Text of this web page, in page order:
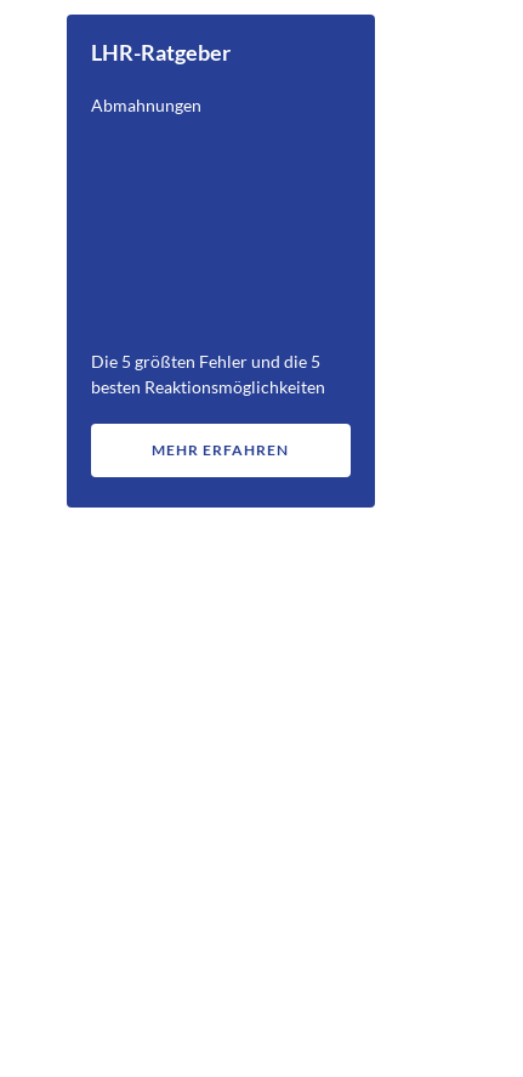
LHR-Ratgeber
Abmahnungen
Die 5 größten Fehler und die 5
besten Reaktionsmöglichkeiten
MEHR ERFAHREN